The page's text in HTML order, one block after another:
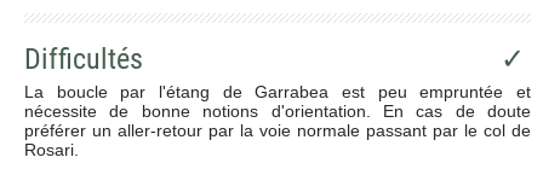
Difficultés ✓
La boucle par l'étang de Garrabea est peu empruntée et
nécessite de bonne notions d'orientation. En cas de doute
préférer un aller-retour par la voie normale passant par le col de
Rosari.